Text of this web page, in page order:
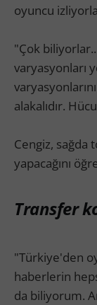
oyuncu
"Çok
varyasyonları
alakalıdır.
Cengiz, sağda
yapacağını
Transfer
"Türkiye'den
haberlerin
da biliyorum.